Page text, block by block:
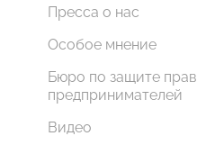
Пресса о нас
Особое мнение
Бюро по защите прав
предпринимателей
Видео